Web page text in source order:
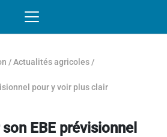
/Actualités agricoles /
pour y voir plus clair
EBE prévisionnel